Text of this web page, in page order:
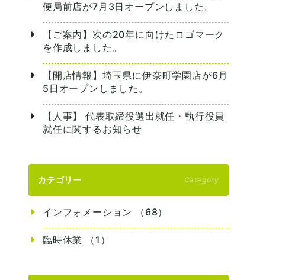
便局前店が7月3日オープンしました。
【ご案内】次の20年に向けたロゴマーク
を作成しました。
【開店情報】埼玉県に伊奈町学園店が6月
5日オープンしました。
【人事】 代表取締役選出就任・執行役員
就任に関するお知らせ
カテゴリー Category
インフォメーション （68）
臨時休業 （1）